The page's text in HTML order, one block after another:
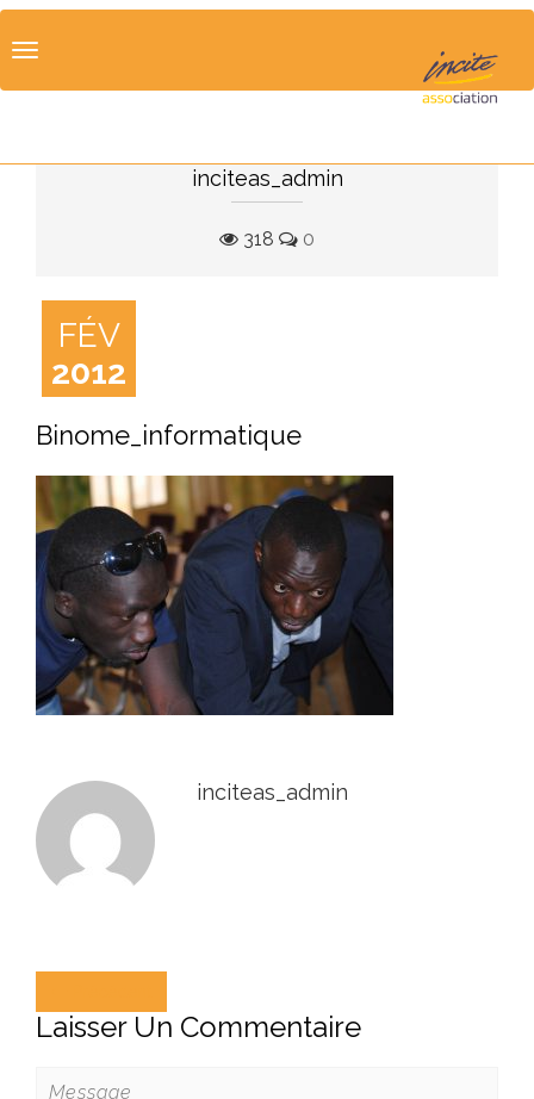
inciteas_admin
318 0
FÉV
2012
Binome_informatique
inciteas_admin
Laisser Un Commentaire